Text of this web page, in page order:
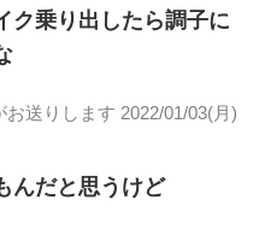
ク乗り出したら調子に
お送りします 2022/01/03(月)
んだと思うけど